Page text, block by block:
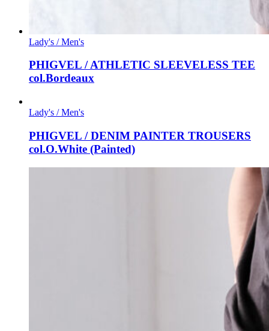
Lady's / Men's
PHIGVEL / ATHLETIC SLEEVELESS TEE
col.Bordeaux
Lady's / Men's
PHIGVEL / DENIM PAINTER TROUSERS
col.O.White (Painted)